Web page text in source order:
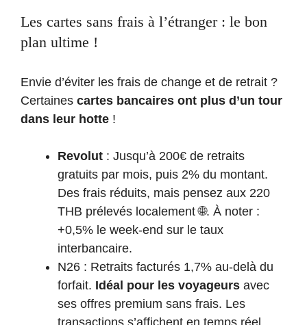
Les cartes sans frais à l’étranger : le bon
plan ultime !
Envie d’éviter les frais de change et de retrait ?
Certaines cartes bancaires ont plus d’un tour
dans leur hotte !
Revolut : Jusqu’à 200€ de retraits
gratuits par mois, puis 2% du montant.
Des frais réduits, mais pensez aux 220
THB prélevés localement 🌐. À noter :
+0,5% le week-end sur le taux
interbancaire.
N26 : Retraits facturés 1,7% au-delà du
forfait. Idéal pour les voyageurs avec
ses offres premium sans frais. Les
transactions s’affichent en temps réel